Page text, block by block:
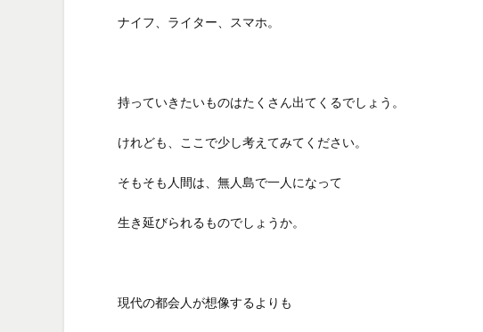
ナイフ、ライター、スマホ。
持っていきたいものはたくさん出てくるでしょう。
けれども、ここで少し考えてみてください。
そもそも人間は、無人島で一人になって
生き延びられるものでしょうか。
現代の都会人が想像するよりも